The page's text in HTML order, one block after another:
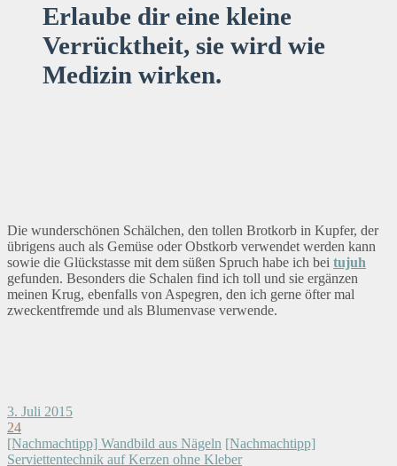
Erlaube dir eine kleine
Verrücktheit, sie wird wie
Medizin wirken.
Die wunderschönen Schälchen, den tollen Brotkorb in Kupfer, der
übrigens auch als Gemüse oder Obstkorb verwendet werden kann
sowie die Glückstasse mit dem süßen Spruch habe ich bei tujuh
gefunden. Besonders die Schalen find ich toll und sie ergänzen
meinen Krug, ebenfalls von Aspegren, den ich gerne öfter mal
zweckentfremde und als Blumenvase verwende.
3. Juli 2015
24
[Nachmachtipp] Wandbild aus Nägeln [Nachmachtipp]
Serviettentechnik auf Kerzen ohne Kleber